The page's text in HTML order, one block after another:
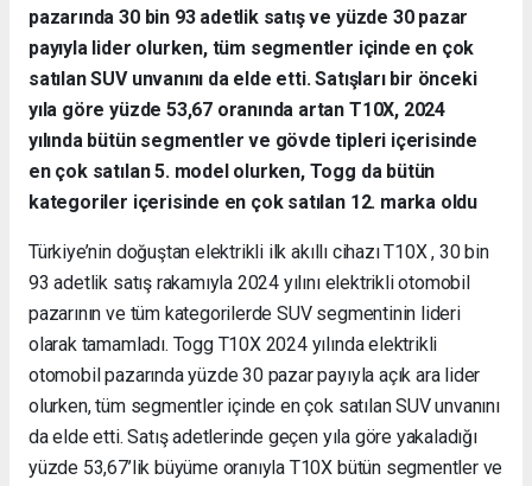
pazarında 30 bin 93 adetlik satış ve yüzde 30 pazar
payıyla lider olurken, tüm segmentler içinde en çok
satılan SUV unvanını da elde etti. Satışları bir önceki
yıla göre yüzde 53,67 oranında artan T10X, 2024
yılında bütün segmentler ve gövde tipleri içerisinde
en çok satılan 5. model olurken, Togg da bütün
kategoriler içerisinde en çok satılan 12. marka oldu
Türkiye’nin doğuştan elektrikli ilk akıllı cihazı T10X , 30 bin
93 adetlik satış rakamıyla 2024 yılını elektrikli otomobil
pazarının ve tüm kategorilerde SUV segmentinin lideri
olarak tamamladı. Togg T10X 2024 yılında elektrikli
otomobil pazarında yüzde 30 pazar payıyla açık ara lider
olurken, tüm segmentler içinde en çok satılan SUV unvanını
da elde etti. Satış adetlerinde geçen yıla göre yakaladığı
yüzde 53,67’lik büyüme oranıyla T10X bütün segmentler ve